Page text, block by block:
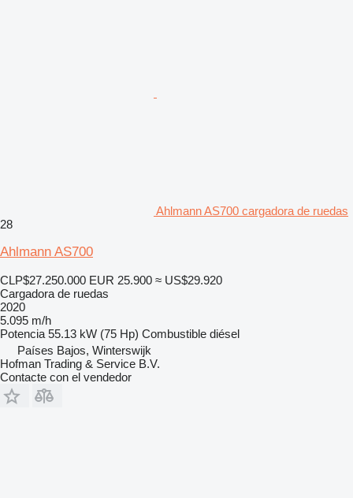
Ahlmann AS700 cargadora de ruedas
28
Ahlmann AS700
CLP$27.250.000 EUR 25.900 ≈ US$29.920
Cargadora de ruedas
2020
5.095 m/h
Potencia 55.13 kW (75 Hp) Combustible diésel
Países Bajos, Winterswijk
Hofman Trading & Service B.V.
Contacte con el vendedor